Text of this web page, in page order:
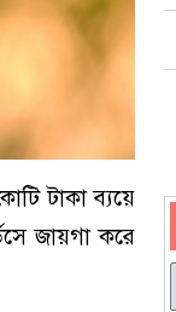
টাকা ব্যয়ে
জায়গা করে